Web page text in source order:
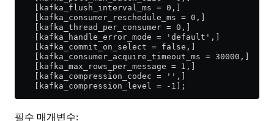
    [kafka_flush_interval_ms = 0,]
    [kafka_consumer_reschedule_ms = 0,]
    [kafka_thread_per_consumer = 0,]
    [kafka_handle_error_mode = 'default',]
    [kafka_commit_on_select = false,]
    [kafka_consumer_acquire_timeout_ms = 30000,]
    [kafka_max_rows_per_message = 1,]
    [kafka_compression_codec = '',]
    [kafka_compression_level = -1];
필수 매개변수: